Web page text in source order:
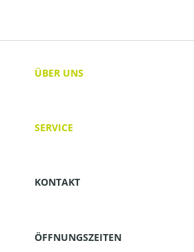
ÜBER UNS
SERVICE
KONTAKT
ÖFFNUNGSZEITEN